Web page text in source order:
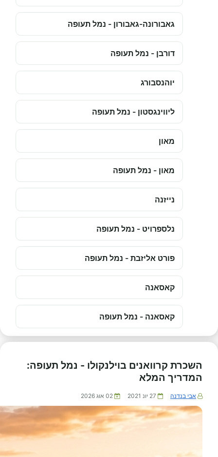
גאבורונה-גאבורון - נמל תעופה
דורבן - נמל תעופה
יוהנסבורג
ליווינגסטון - נמל תעופה
מאון
מאון - נמל תעופה
נייזנה
נלספרויט - נמל תעופה
פורט אליזבת - נמל תעופה
קאסאנה
קאסאנה - נמל תעופה
השכרת קרוואנים בוילנקולו - נמל תעופה:
המדריך המלא
אבי בנדנה 27 יונ 2021 02 אוג 2026